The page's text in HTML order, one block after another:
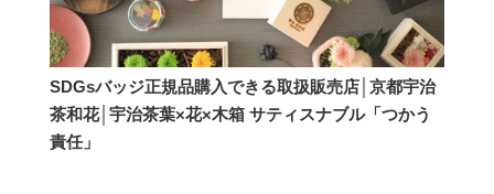
SDGsバッジ正規品購入できる取扱販売店│京都宇治
茶和花│宇治茶葉×花×木箱 サティスナブル「つかう
責任」